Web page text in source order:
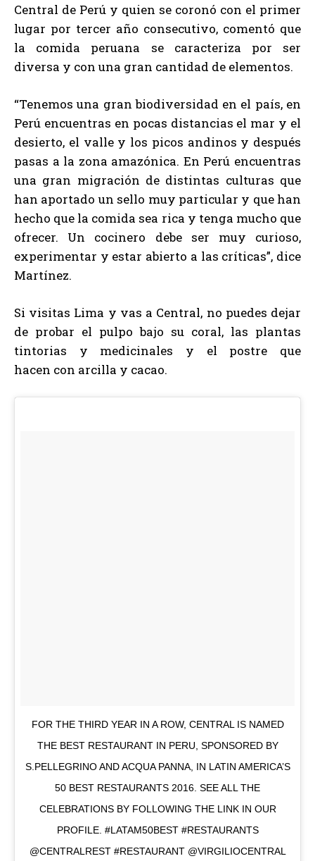
Central de Perú y quien se coronó con el primer
lugar por tercer año consecutivo, comentó que
la comida peruana se caracteriza por ser
diversa y con una gran cantidad de elementos.
“Tenemos una gran biodiversidad en el país, en
Perú encuentras en pocas distancias el mar y el
desierto, el valle y los picos andinos y después
pasas a la zona amazónica. En Perú encuentras
una gran migración de distintas culturas que
han aportado un sello muy particular y que han
hecho que la comida sea rica y tenga mucho que
ofrecer. Un cocinero debe ser muy curioso,
experimentar y estar abierto a las críticas”, dice
Martínez.
Si visitas Lima y vas a Central, no puedes dejar
de probar el pulpo bajo su coral, las plantas
tintorias y medicinales y el postre que
hacen con arcilla y cacao.
FOR THE THIRD YEAR IN A ROW, CENTRAL IS NAMED
THE BEST RESTAURANT IN PERU, SPONSORED BY
S.PELLEGRINO AND ACQUA PANNA, IN LATIN AMERICA’S
50 BEST RESTAURANTS 2016. SEE ALL THE
CELEBRATIONS BY FOLLOWING THE LINK IN OUR
PROFILE. #LATAM50BEST #RESTAURANTS
@CENTRALREST #RESTAURANT @VIRGILIOCENTRAL